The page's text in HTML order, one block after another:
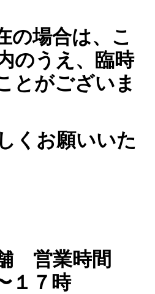
の場合は、こ
のうえ、臨時
とがございま
くお願いいた
営業時間
１７時